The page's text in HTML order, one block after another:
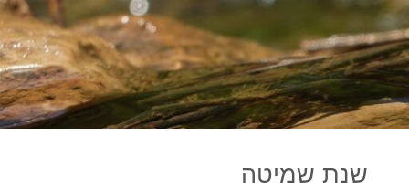
שנת שמיטה